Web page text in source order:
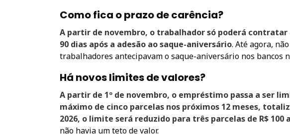
Como fica o prazo de carência?
A partir de novembro, o trabalhador só poderá
90 dias após a adesão ao saque-aniversário. Até agora,
trabalhadores antecipavam o saque-aniversário nos bancos
Há novos limites de valores?
A partir de 1º de novembro, o empréstimo passa a ser
máximo de cinco parcelas nos próximos 12 meses,
2026, o limite será reduzido para três parcelas de R$ 100
não havia um teto de valor.